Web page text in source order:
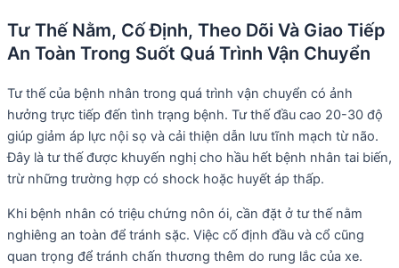
Tư Thế Nằm, Cố Định, Theo Dõi Và Giao Tiếp
An Toàn Trong Suốt Quá Trình Vận Chuyển
Tư thế của bệnh nhân trong quá trình vận chuyển có ảnh
hưởng trực tiếp đến tình trạng bệnh. Tư thế đầu cao 20-30 độ
giúp giảm áp lực nội sọ và cải thiện dẫn lưu tĩnh mạch từ não.
Đây là tư thế được khuyến nghị cho hầu hết bệnh nhân tai biến,
trừ những trường hợp có shock hoặc huyết áp thấp.
Khi bệnh nhân có triệu chứng nôn ói, cần đặt ở tư thế nằm
nghiêng an toàn để tránh sặc. Việc cố định đầu và cổ cũng
quan trọng để tránh chấn thương thêm do rung lắc của xe.